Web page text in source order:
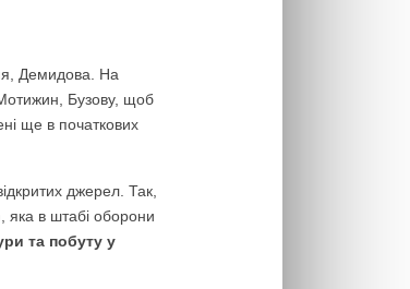
Демидова. На
Бузову, щоб
ще в початкових
джерел. Так,
, яка в штабі оборони
та побуту у